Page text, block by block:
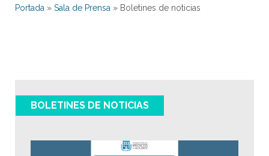
Portada » Sala de Prensa » Boletines de noticias
BOLETINES DE NOTICIAS